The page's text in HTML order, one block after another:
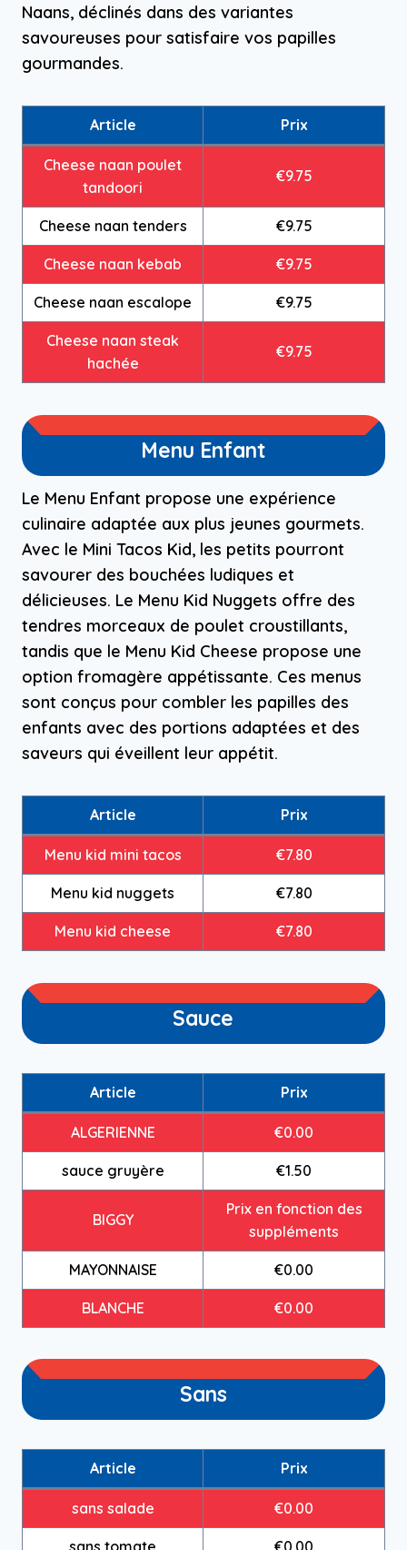
Naans, déclinés dans des variantes
savoureuses pour satisfaire vos papilles
gourmandes.
Article Prix
Cheese naan poulet
tandoori
€9.75
Cheese naan tenders €9.75
Cheese naan kebab €9.75
Cheese naan escalope €9.75
Cheese naan steak
hachée
€9.75
Menu Enfant
Le Menu Enfant propose une expérience
culinaire adaptée aux plus jeunes gourmets.
Avec le Mini Tacos Kid, les petits pourront
savourer des bouchées ludiques et
délicieuses. Le Menu Kid Nuggets offre des
tendres morceaux de poulet croustillants,
tandis que le Menu Kid Cheese propose une
option fromagère appétissante. Ces menus
sont conçus pour combler les papilles des
enfants avec des portions adaptées et des
saveurs qui éveillent leur appétit.
Article Prix
Menu kid mini tacos €7.80
Menu kid nuggets €7.80
Menu kid cheese €7.80
Sauce
Article Prix
ALGERIENNE €0.00
sauce gruyère €1.50
BIGGY
Prix en fonction des
suppléments
MAYONNAISE €0.00
BLANCHE €0.00
Sans
Article Prix
sans salade €0.00